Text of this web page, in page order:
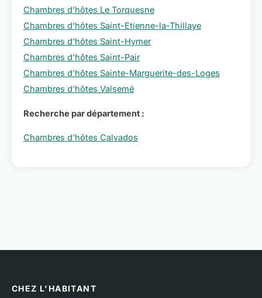
Chambres d'hôtes Le Torquesne
Chambres d'hôtes Saint-Etienne-la-Thillaye
Chambres d'hôtes Saint-Hymer
Chambres d'hôtes Saint-Pair
Chambres d'hôtes Sainte-Marguerite-des-Loges
Chambres d'hôtes Valsemé
Recherche par département :
Chambres d'hôtes Calvados
CHEZ L'HABITANT